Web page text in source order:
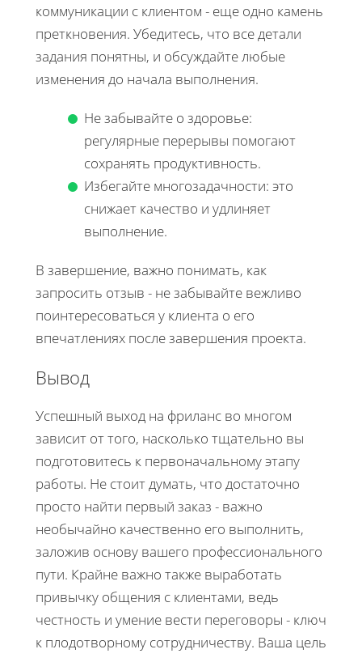
коммуникации с клиентом - еще одно камень
преткновения. Убедитесь, что все детали
задания понятны, и обсуждайте любые
изменения до начала выполнения.
Не забывайте о здоровье:
регулярные перерывы помогают
сохранять продуктивность.
Избегайте многозадачности: это
снижает качество и удлиняет
выполнение.
В завершение, важно понимать, как
запросить отзыв - не забывайте вежливо
поинтересоваться у клиента о его
впечатлениях после завершения проекта.
Вывод
Успешный выход на фриланс во многом
зависит от того, насколько тщательно вы
подготовитесь к первоначальному этапу
работы. Не стоит думать, что достаточно
просто найти первый заказ - важно
необычайно качественно его выполнить,
заложив основу вашего профессионального
пути. Крайне важно также выработать
привычку общения с клиентами, ведь
честность и умение вести переговоры - ключ
к плодотворному сотрудничеству. Ваша цель